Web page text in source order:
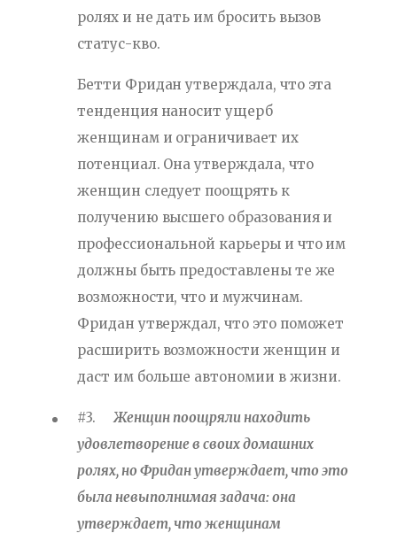
ролях и не дать им бросить вызов
статус-кво.
Бетти Фридан утверждала, что эта
тенденция наносит ущерб
женщинам и ограничивает их
потенциал. Она утверждала, что
женщин следует поощрять к
получению высшего образования и
профессиональной карьеры и что им
должны быть предоставлены те же
возможности, что и мужчинам.
Фридан утверждал, что это поможет
расширить возможности женщин и
даст им больше автономии в жизни.
#3.Женщин поощряли находить
удовлетворение в своих домашних
ролях, но Фридан утверждает, что это
была невыполнимая задача: она
утверждает, что женщинам